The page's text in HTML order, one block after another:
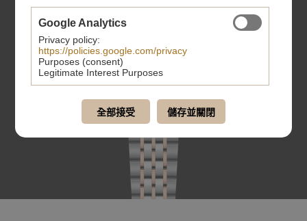
Google Analytics
Privacy policy:
https://policies.google.com/privacy
Purposes (consent)
Legitimate Interest Purposes
全部接受 儲存並關閉